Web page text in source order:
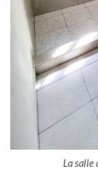
La salle